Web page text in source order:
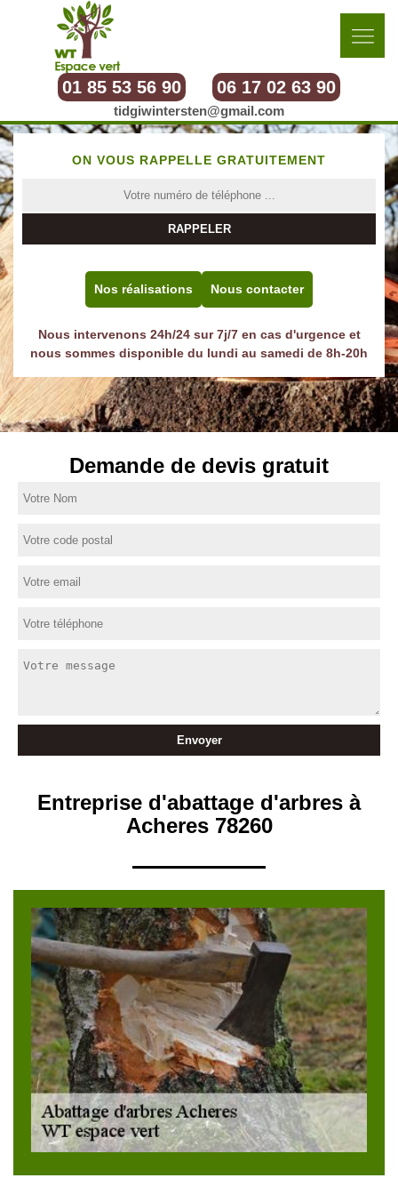
01 85 53 56 90 06 17 02 63 90
tidgiwintersten@gmail.com
ON VOUS RAPPELLE GRATUITEMENT
Nos réalisations Nous contacter
Nous intervenons 24h/24 sur 7j/7 en cas d'urgence et
nous sommes disponible du lundi au samedi de 8h-20h
Demande de devis gratuit
Entreprise d'abattage d'arbres à
Acheres 78260